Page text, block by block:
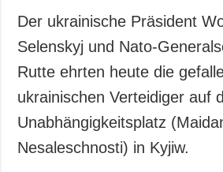
ZUSÄTZLICH
Veröffentlichungen
Interview
Fotos
Video
Der ukrainische Präsident
Selenskyj und Nato-
Rutte ehrten heute die
ukrainischen Verteidiger auf
Unabhängigkeitsplatz
Nesaleschnosti) in Kyjiw.